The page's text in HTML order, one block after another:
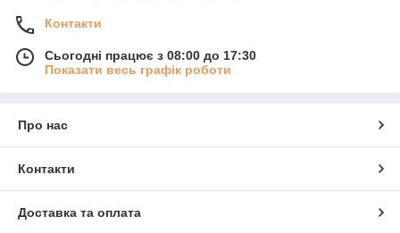
Контакти
Сьогодні працює з 08:00 до 17:30
Показати весь графік роботи
Про нас
Контакти
Доставка та оплата